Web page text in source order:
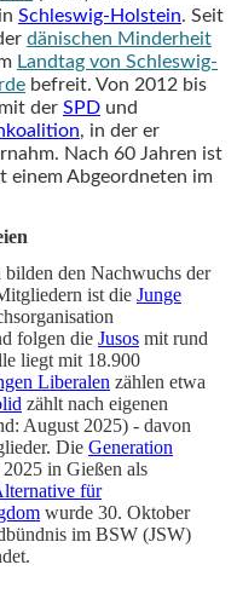
Schleswig-Holstein. Seit
dänischen Minderheit
Landtag von Schleswig-
befreit. Von 2012 bis
der SPD und
, in der er
Nach 60 Jahren ist
einem Abgeordneten im
bilden den Nachwuchs der
ist die Junge
folgen die Jusos mit rund
liegt mit 18.900
Liberalen zählen etwa
zählt nach eigenen
August 2025) - davon
Die Generation
in Gießen als
für
wurde 30. Oktober
im BSW (JSW)